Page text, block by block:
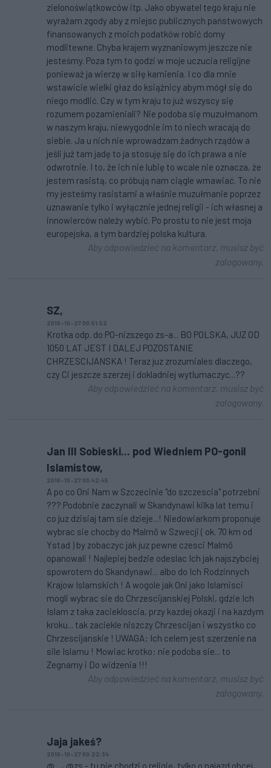
zielonoświątkowców itp. Jako obywatel tego kraju nie
wyrażam zgody aby z miejsc publicznych państwowych
finansowanych z moich podatków robić domy
modlitewne. Chyba krajem wyznaniowym jeszcze nie
jesteśmy. Poza tym to godzi w moje uczucia religijne
ponieważ ja wierzę w siłę kamienia. I co dla mnie
wstawicie wielki głaz do książnicy abym mógł się do
niego modlić. Czy w tym kraju to już wszyscy się
rozumem pozamieniali? Nie podoba się muzułmanom
w naszym kraju, niewygodnie im to niech wracają do
siebie. Ja u nich nie wprowadzam żadnych rządów a
jeśli już tam jadę to ja stosuję się do ich prawa a nie
odwrotnie. I to, że ich nie lubię to wcale nie oznacza, że
jestem rasistą, co próbują nam ciągle wmawiać. To nie
my jesteśmy rasistami a właśnie muzułmanie poprzez
uznawanie tylko i wyłącznie jednej religii - ich własnej a
innowierców należy wybić. Po prostu to nie jest moja
europejska, a tym bardziej polska kultura.
Aby odpowiedzieć na komentarz, musisz być
zalogowany.
SZ,
2016-10-27 00:51:52
Krotka odp. do PO-nizszego zs-a... BO POLSKA, JUZ OD
1050 LAT JEST I DALEJ POZOSTANIE
CHRZESCIJANSKA ! Teraz juz zrozumiales dlaczego,
czy Ci jeszcze szerzej i dokladniej wytlumaczyc...??
Aby odpowiedzieć na komentarz, musisz być
zalogowany.
Jan III Sobieski... pod Wiedniem PO-gonil
Islamistow,
2016-10-27 00:42:45
A po co Oni Nam w Szczecinie "do szczescia" potrzebni
??? Podobnie zaczynali w Skandynawi kilka lat temu i
co juz dzisiaj tam sie dzieje...! Niedowiarkom proponuje
wybrac sie chocby do Malmö w Szwecji ( ok. 70 km od
Ystad ) by zobaczyc jak juz pewne czesci Malmö
opanowali ! Najlepiej bedzie odeslac Ich jak najszybciej
spowrotem do Skandynawi... albo do Ich Rodzinnych
Krajow Islamskich ! A wogole jak Oni jako Islamisci
mogli wybrac sie do Chrzescijanskiej Polski, gdzie Ich
Islam z taka zaciekloscia, przy kazdej okazji i na kazdym
kroku... tak zaciekle niszczy Chrzescijan i wszystko co
Chrzescijanskie ! UWAGA: Ich celem jest szerzenie na
sile Islamu ! Mowiac krotko: nie podoba sie... to
Zegnamy i Do widzenia !!!
Aby odpowiedzieć na komentarz, musisz być
zalogowany.
Jaja jakeś?
2016-10-27 00:22:34
@...., @zs - tu nie chodzi o religię, tylko o najazd obcej,